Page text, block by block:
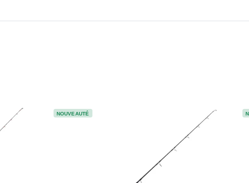
NOUVEAUTÉ